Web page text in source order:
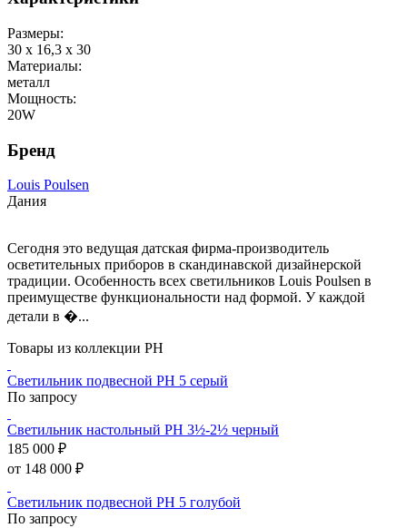
Размеры:
30 x 16,3 x 30
Материалы:
металл
Мощность:
20W
Бренд
Louis Poulsen
Дания
Сегодня это ведущая датская фирма-производитель
осветительных приборов в скандинавской дизайнерской
традиции. Особенность всех светильников Louis Poulsen в
преимуществе функциональности над формой. У каждой
детали в �...
Товары из коллекции PH
Светильник подвесной PH 5 серый
По запросу
Светильник настольный PH 3½-2½ черный
185 000 ₽
от 148 000 ₽
Светильник подвесной PH 5 голубой
По запросу